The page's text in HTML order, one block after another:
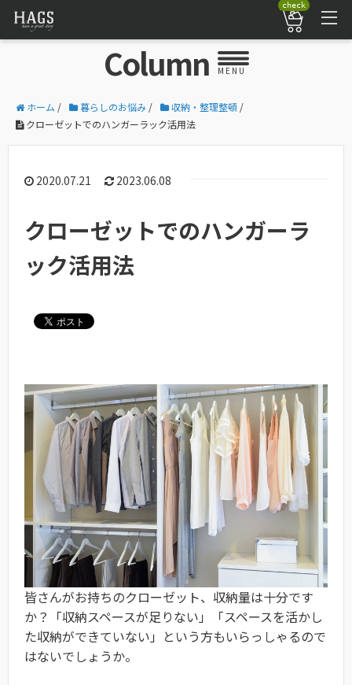
check
Column MENU
ホーム / 暮らしのお悩み / 収納・整理整頓 /
クローゼットでのハンガーラック活用法
2020.07.21 2023.06.08
クローゼットでのハンガーラ
ック活用法
皆さんがお持ちのクローゼット、収納量は十分です
か？「収納スペースが足りない」「スペースを活かし
た収納ができていない」という方もいらっしゃるので
はないでしょうか。